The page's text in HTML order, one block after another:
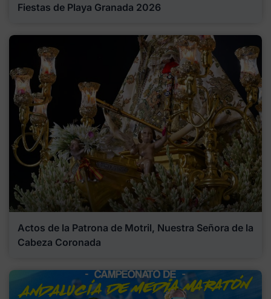
Fiestas de Playa Granada 2026
Actos de la Patrona de Motril, Nuestra Señora de la
Cabeza Coronada